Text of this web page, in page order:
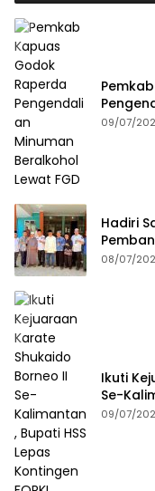
FGD
09/07/
Hadiri
08/07/
Ikuti
Se-
FORKI
09/07/